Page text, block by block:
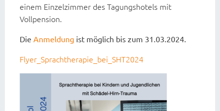
einem Einzelzimmer des Tagungshotels mit
Vollpension.
Die Anmeldung ist möglich bis zum 31.03.2024.
Flyer_Sprachtherapie_bei_SHT2024